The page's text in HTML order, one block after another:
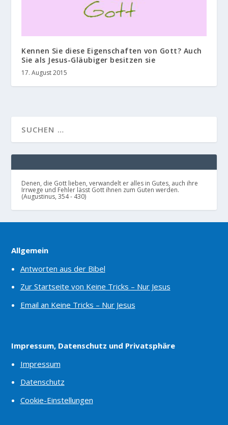
Kennen Sie diese Eigenschaften von Gott? Auch
Sie als Jesus-Gläubiger besitzen sie
17. August 2015
Denen, die Gott lieben, verwandelt er alles in Gutes, auch ihre
Irrwege und Fehler lässt Gott ihnen zum Guten werden.
(Augustinus, 354 - 430)
Allgemein
Antworten aus der Bibel
Zur Startseite von Keine Tricks – Nur Jesus
Email an Keine Tricks – Nur Jesus
Impressum, Datenschutz und Privatsphäre
Impressum
Datenschutz
Cookie-Einstellungen